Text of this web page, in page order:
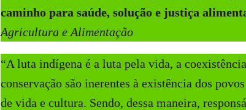
caminho para saúde, solução e justiça
Agricultura e Alimentação
“A luta indígena é a luta pela vida, a
conservação são inerentes à existência dos
de vida e cultura. Sendo, dessa maneira,